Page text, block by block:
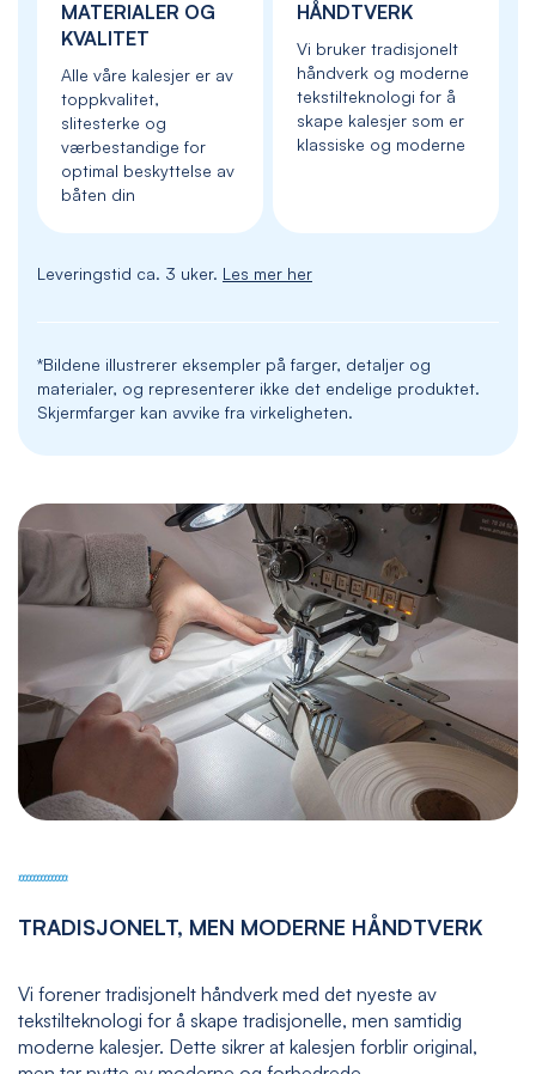
MATERIALER OG
KVALITET
Alle våre kalesjer er av
toppkvalitet,
slitesterke og
værbestandige for
optimal beskyttelse av
båten din
HÅNDTVERK
Vi bruker tradisjonelt
håndverk og moderne
tekstilteknologi for å
skape kalesjer som er
klassiske og moderne
Leveringstid ca. 3 uker. Les mer her
*Bildene illustrerer eksempler på farger, detaljer og
materialer, og representerer ikke det endelige produktet.
Skjermfarger kan avvike fra virkeligheten.
TRADISJONELT, MEN MODERNE HÅNDTVERK
Vi forener tradisjonelt håndverk med det nyeste av
tekstilteknologi for å skape tradisjonelle, men samtidig
moderne kalesjer. Dette sikrer at kalesjen forblir original,